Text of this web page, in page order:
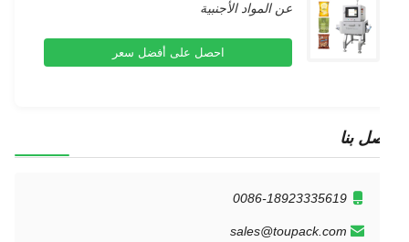
عن المواد الأجنبية
احصل على أفضل سعر
بنا
0086-18923335619
sales@toupack.com